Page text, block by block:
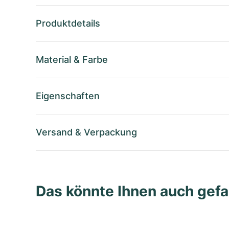
Produktdetails
Material & Farbe
Eigenschaften
Versand & Verpackung
Das könnte Ihnen auch